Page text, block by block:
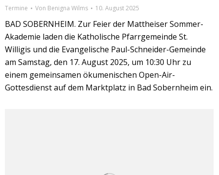
Termine Von Benigna Wilms 10. August 2025
BAD SOBERNHEIM. Zur Feier der Mattheiser Sommer-
Akademie laden die Katholische Pfarrgemeinde St.
Willigis und die Evangelische Paul-Schneider-Gemeinde
am Samstag, den 17. August 2025, um 10:30 Uhr zu
einem gemeinsamen ökumenischen Open-Air-
Gottesdienst auf dem Marktplatz in Bad Sobernheim ein.